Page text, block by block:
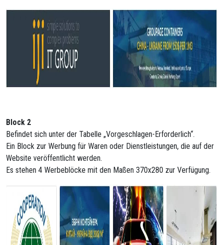
Block 2
Befindet sich unter der Tabelle „Vorgeschlagen-Erforderlich“.
Ein Block zur Werbung für Waren oder Dienstleistungen, die auf der
Website veröffentlicht werden.
Es stehen 4 Werbeblöcke mit den Maßen 370x280 zur Verfügung.